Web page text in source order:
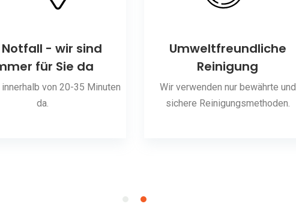
- wir sind
für Sie da
von 20-35 Minuten
da.
Umweltfreundliche
Reinigung
Wir verwenden nur bewährte und
sichere Reinigungsmethoden.